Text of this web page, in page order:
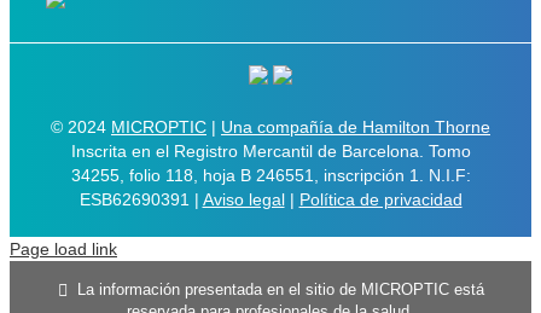
© 2024 MICROPTIC | Una compañía de Hamilton Thorne
Inscrita en el Registro Mercantil de Barcelona. Tomo
34255, folio 118, hoja B 246551, inscripción 1. N.I.F:
ESB62690391 | Aviso legal| Política de privacidad
Page load link
La información presentada en el sitio de MICROPTIC está